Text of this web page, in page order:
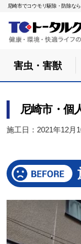
尼崎市でコウモリ駆除・防除な
害虫・害獣
尼崎市・個
施工日：2021年12月